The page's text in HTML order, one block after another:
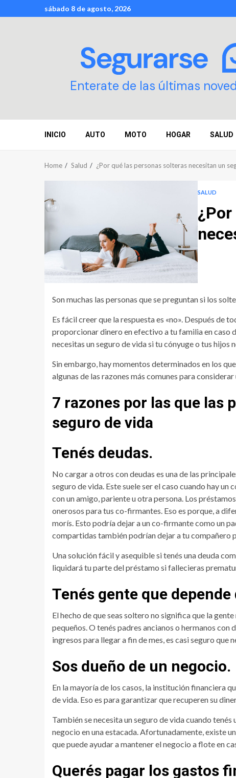
to
sábado 8 de agosto, 2026
Enterate de las últimas
INICIO AUTO MOTO HOGAR SALUD
Home Salud ¿Por qué las personas solteras necesitan un
SALUD
Son muchas las personas que se preguntan si los
Es fácil creer que la respuesta es «no». Después de
proporcionar dinero en efectivo a tu familia en caso
necesitas un seguro de vida si tu cónyuge o tus hijos
Sin embargo, hay momentos determinados en los
algunas de las razones más comunes para
7 razones por las que las
seguro de vida
Tenés deudas.
No cargar a otros con deudas es una de las
seguro de vida. Este suele ser el caso cuando hay
con un amigo, pariente u otra persona. Los
onerosos para tus co-firmantes. Eso es porque, a
morís. Esto podría dejar a un co-firmante como un
compartidas también podrían dejar a tu compañero
Una solución fácil y asequible si tenés una deuda
liquidará tu parte del préstamo si fallecieras
Tenés gente que depende
El hecho de que seas soltero no significa que la
pequeños. O tenés padres ancianos o hermanos con
ingresos para llegar a fin de mes, es casi seguro que
Sos dueño de un negocio.
En la mayoría de los casos, la institución financiera
de vida. Eso es para garantizar que recuperen su
También se necesita un seguro de vida cuando
negocio en una estacada. Afortunadamente, existe
que puede ayudar a mantener el negocio a flote en
Querés pagar los gastos